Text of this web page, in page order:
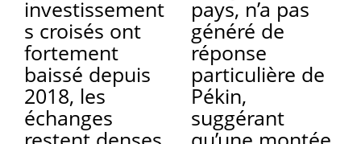
investissement
s croisés ont
fortement
baissé depuis
2018, les
échanges
pays, n’a pas
généré de
réponse
particulière de
Pékin,
suggérant